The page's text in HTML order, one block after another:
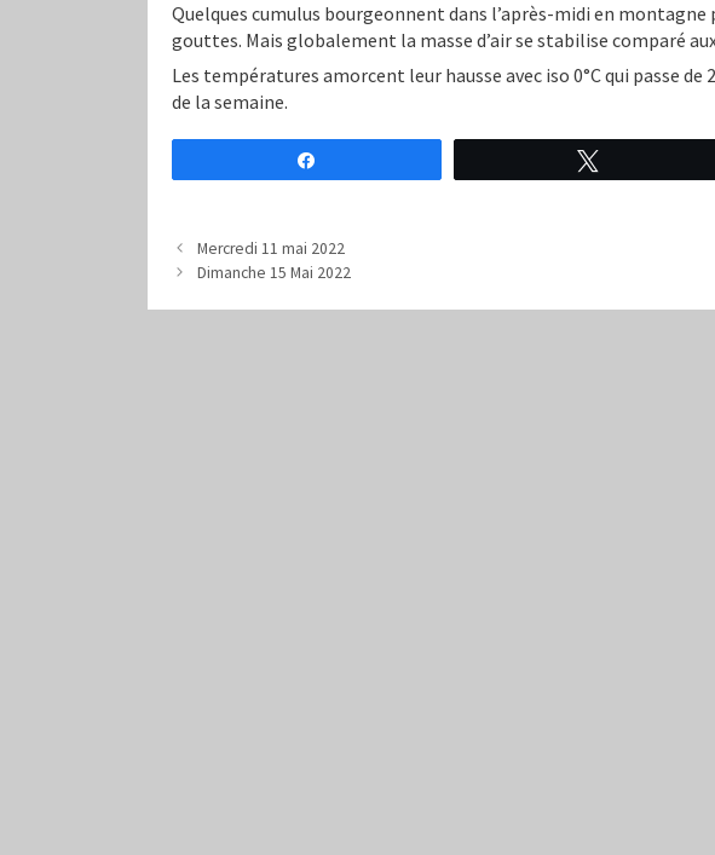
Quelques cumulus bourgeonnent dans l’après-midi en
gouttes. Mais globalement la masse d’air se stabilise comparé
Les températures amorcent leur hausse avec iso 0°C qui passe de
de la semaine.
Mercredi 11 mai 2022
Dimanche 15 Mai 2022